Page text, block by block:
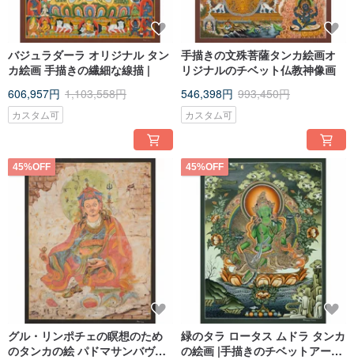
バジュラダーラ オリジナル タン
カ絵画 手描きの繊細な線描 |
606,957円 1,103,558円
カスタム可
手描きの文殊菩薩タンカ絵画オ
リジナルのチベット仏教神像画
546,398円 993,450円
カスタム可
45%OFF
グル・リンポチェの瞑想のため
のタンカの絵 パドマサンバヴァ
45%OFF
緑のタラ ロータス ムドラ タンカ
の絵画 |手描きのチベットアート